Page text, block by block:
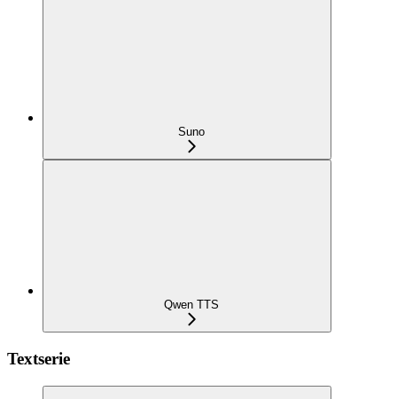
Suno
Qwen TTS
Textserie